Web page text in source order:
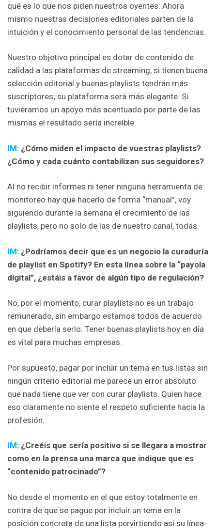
qué es lo que nos piden nuestros oyentes. Ahora
mismo nuestras decisiones editoriales parten de la
intuición y el conocimiento personal de las tendencias.
Nuestro objetivo principal es dotar de contenido de
calidad a las plataformas de streaming, si tienen buena
selección editorial y buenas playlists tendrán más
suscriptores; su plataforma será más elegante. Si
tuviéramos un apoyo más acentuado por parte de las
mismas el resultado sería increíble.
IM: ¿Cómo miden el impacto de vuestras playlists?
¿Cómo y cada cuánto contabilizan sus seguidores?
Al no recibir informes ni tener ninguna herramienta de
monitoreo hay que hacerlo de forma “manual”, voy
siguiendo durante la semana el crecimiento de las
playlists, pero no solo de las de nuestro canal, todas.
IM: ¿Podríamos decir que es un negocio la curaduría
de playlist en Spotify? En esta línea sobre la “payola
digital”, ¿estáis a favor de algún tipo de regulación?
No, por el momento, curar playlists no es un trabajo
remunerado, sin embargo estamos todos de acuerdo
en que debería serlo. Tener buenas playlists hoy en día
es vital para muchas empresas.
Por supuesto, pagar por incluir un tema en tus listas sin
ningún criterio editorial me parece un error absoluto
que nada tiene que ver con curar playlists. Quien hace
eso claramente no siente el respeto suficiente hacia la
profesión.
IM: ¿Creéis que sería positivo si se llegara a mostrar
como en la prensa una marca que indique que es
“contenido patrocinado”?
No desde el momento en el que estoy totalmente en
contra de que se pague por incluir un tema en la
posición concreta de una lista pervirtiendo así su línea